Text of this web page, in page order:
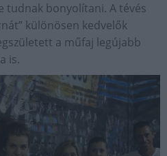
tudnak bonyolítani. A tévés
különösen kedvelők
a műfaj legújabb
is.